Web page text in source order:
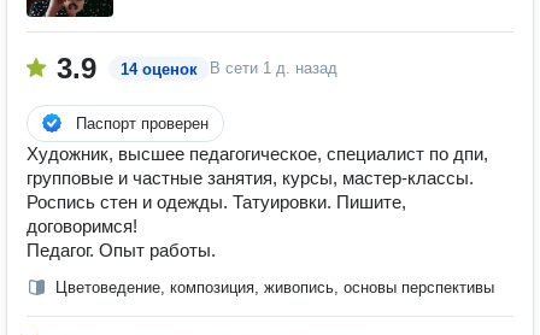
3.9 14 оценок В сети 1 д. назад
Паспорт проверен
Художник, высшее педагогическое, специалист по дпи,
групповые и частные занятия, курсы, мастер-классы.
Роспись стен и одежды. Татуировки. Пишите,
договоримся!
Педагог. Опыт работы.
Цветоведение, композиция, живопись, основы перспективы